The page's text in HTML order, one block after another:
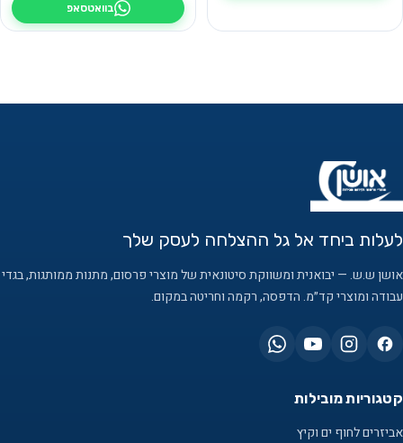
בוואטסאפ
לעלות ביחד אל גל ההצלחה לעסק שלך
אושן ש.ש. — יבואנית ומשווקת סיטונאית של מוצרי פרסום, מתנות ממותגות, בגדי
עבודה ומוצרי קד״מ. הדפסה, רקמה וחריטה במקום.
קטגוריות מובילות
אביזרים לחוף ים וקיץ